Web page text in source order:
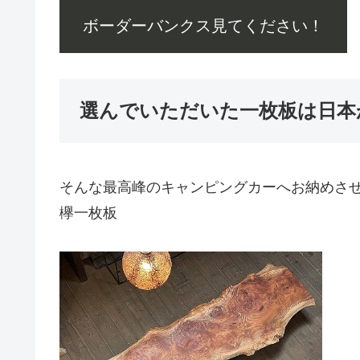
ボーダーバンクス見てください！
選んでいただいた一枚板は日
そんな最高峰のキャンピングカーへお納めさ
欅一枚板